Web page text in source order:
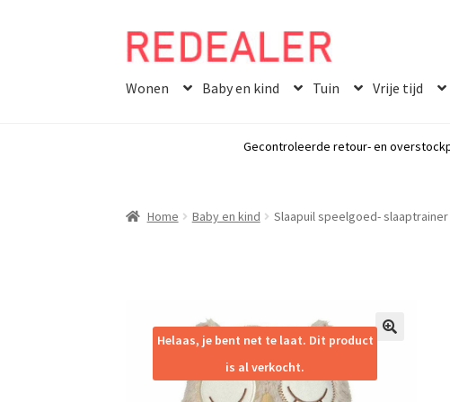
Skip
navigation
Skip
content
Wonen Baby en kind Tuin Vrije tijd
Gecontroleerde retour- en
Home Baby en kind Slaapuil speelgoed-
Helaas, je bent net te laat. Dit product
is al verkocht.